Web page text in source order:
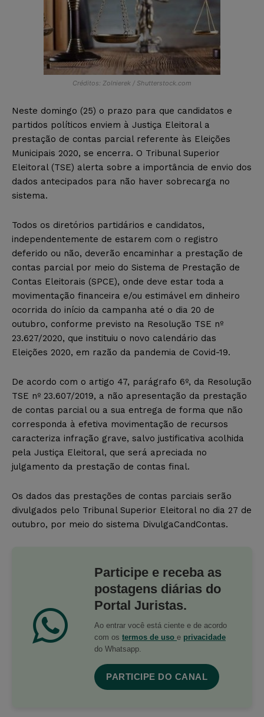
Créditos: Zolnierek / Shutterstock.com
Neste domingo (25) o prazo para que candidatos e
partidos políticos enviem à Justiça Eleitoral a
prestação de contas parcial referente às Eleições
Municipais 2020, se encerra. O Tribunal Superior
Eleitoral (TSE) alerta sobre a importância de envio dos
dados antecipados para não haver sobrecarga no
sistema.
Todos os diretórios partidários e candidatos,
independentemente de estarem com o registro
deferido ou não, deverão encaminhar a prestação de
contas parcial por meio do Sistema de Prestação de
Contas Eleitorais (SPCE), onde deve estar toda a
movimentação financeira e/ou estimável em dinheiro
ocorrida do início da campanha até o dia 20 de
outubro, conforme previsto na Resolução TSE nº
23.627/2020, que instituiu o novo calendário das
Eleições 2020, em razão da pandemia de Covid-19.
De acordo com o artigo 47, parágrafo 6º, da Resolução
TSE nº 23.607/2019, a não apresentação da prestação
de contas parcial ou a sua entrega de forma que não
corresponda à efetiva movimentação de recursos
caracteriza infração grave, salvo justificativa acolhida
pela Justiça Eleitoral, que será apreciada no
julgamento da prestação de contas final.
Os dados das prestações de contas parciais serão
divulgados pelo Tribunal Superior Eleitoral no dia 27 de
outubro, por meio do sistema DivulgaCandContas.
Participe e receba as
postagens diárias do
Portal Juristas.
Ao entrar você está ciente e de acordo
com os termos de uso e privacidade
do Whatsapp.
PARTICIPE DO CANAL